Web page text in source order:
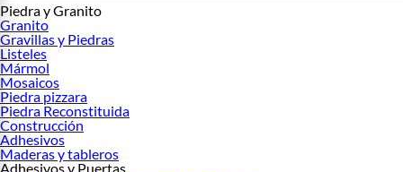
Piedra y Granito
Granito
Gravillas y Piedras
Listeles
Mármol
Mosaicos
Piedra pizzara
Piedra Reconstituida
Construcción
Adhesivos
Maderas y tableros
Adhesivos y Puertas